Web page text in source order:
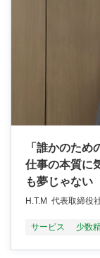
「誰かのため
仕事の本質に
も夢じゃない
H.T.M 代表取締役
サービス 少数